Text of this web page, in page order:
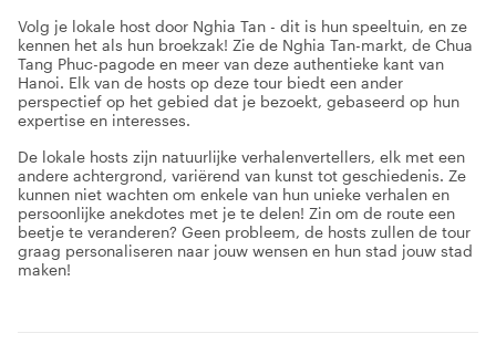
Volg je lokale host door Nghia Tan - dit is hun speeltuin, en ze
kennen het als hun broekzak! Zie de Nghia Tan-markt, de Chua
Tang Phuc-pagode en meer van deze authentieke kant van
Hanoi. Elk van de hosts op deze tour biedt een ander
perspectief op het gebied dat je bezoekt, gebaseerd op hun
expertise en interesses.
De lokale hosts zijn natuurlijke verhalenvertellers, elk met een
andere achtergrond, variërend van kunst tot geschiedenis. Ze
kunnen niet wachten om enkele van hun unieke verhalen en
persoonlijke anekdotes met je te delen! Zin om de route een
beetje te veranderen? Geen probleem, de hosts zullen de tour
graag personaliseren naar jouw wensen en hun stad jouw stad
maken!